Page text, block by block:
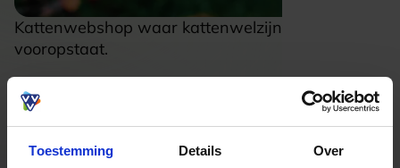
Toestemming Details Over
Kattenwebshop waar kattenwelzijn altijd
vooropstaat.
Bekijk welke kaarten wij accepteren